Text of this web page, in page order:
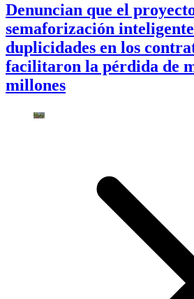
Denuncian que el
semaforización
duplicidades en los
facilitaron la pérdida de
millones